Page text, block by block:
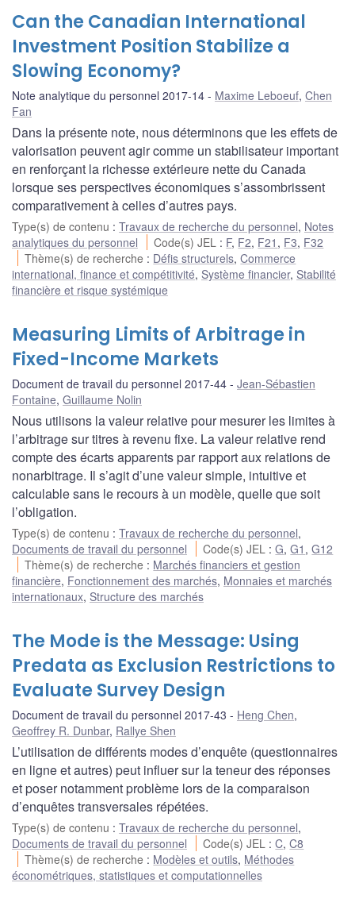
Can the Canadian International
Investment Position Stabilize a
Slowing Economy?
Note analytique du personnel 2017-14 Maxime Leboeuf, Chen
Fan
Dans la présente note, nous déterminons que les effets de
valorisation peuvent agir comme un stabilisateur important
en renforçant la richesse extérieure nette du Canada
lorsque ses perspectives économiques s’assombrissent
comparativement à celles d’autres pays.
Type(s) de contenu : Travaux de recherche du personnel, Notes
analytiques du personnel
Code(s) JEL : F, F2, F21 , F3, F32
Thème(s) de recherche : Défis structurels,Commerce
international, finance et compétitivité, Système financier, Stabilité
financière et risque systémique
Measuring Limits of Arbitrage in
Fixed-Income Markets
Document de travail du personnel 2017-44
Jean-Sébastien
Fontaine, Guillaume Nolin
Nous utilisons la valeur relative pour mesurer les limites à
l’arbitrage sur titres à revenu fixe. La valeur relative rend
compte des écarts apparents par rapport aux relations de
nonarbitrage. Il s’agit d’une valeur simple, intuitive et
calculable sans le recours à un modèle, quelle que soit
l’obligation.
Type(s) de contenu : Travaux de recherche du personnel,
Documents de travail du personnel
Code(s) JEL :G,G1 ,G12
Thème(s) de recherche : Marchés financiers et gestion
financière, Fonctionnement des marchés, Monnaies et marchés
internationaux, Structure des marchés
The Mode is the Message: Using
Predata as Exclusion Restrictions to
Evaluate Survey Design
Document de travail du personnel 2017-43 Heng Chen,
Geoffrey R. Dunbar, Rallye Shen
L’utilisation de différents modes d’enquête (questionnaires
en ligne et autres) peut influer sur la teneur des réponses
et poser notamment problème lors de la comparaison
d’enquêtes transversales répétées.
Type(s) de contenu : Travaux de recherche du personnel,
Documents de travail du personnel
Code(s) JEL :C,C8
Thème(s) de recherche : Modèles et outils, Méthodes
économétriques, statistiques et computationnelles